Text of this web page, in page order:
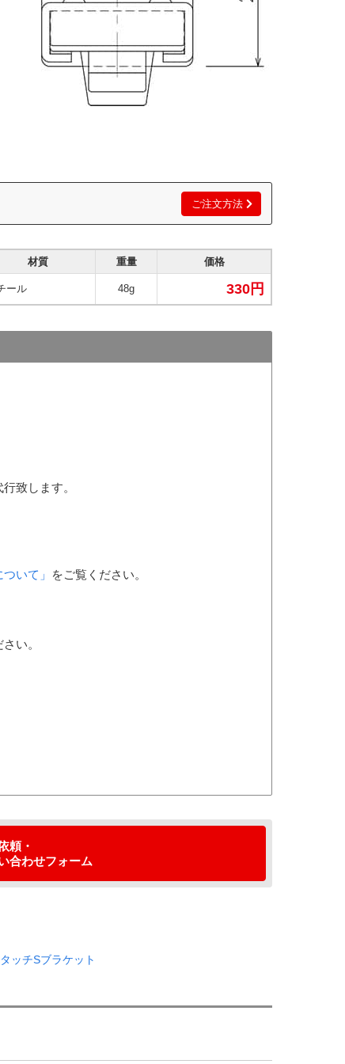
ご注文方法
材質 重量 価格
ール 48g 330円
致します。
ついて」 をご覧ください。
い。
頼・
合わせフォーム
ッチSブラケット